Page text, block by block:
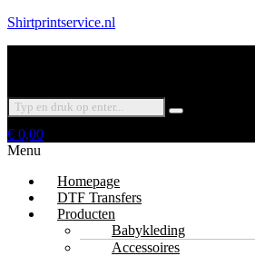
Shirtprintservice.nl
€ 0,00
Menu
Homepage
DTF Transfers
Producten
Babykleding
Accessoires